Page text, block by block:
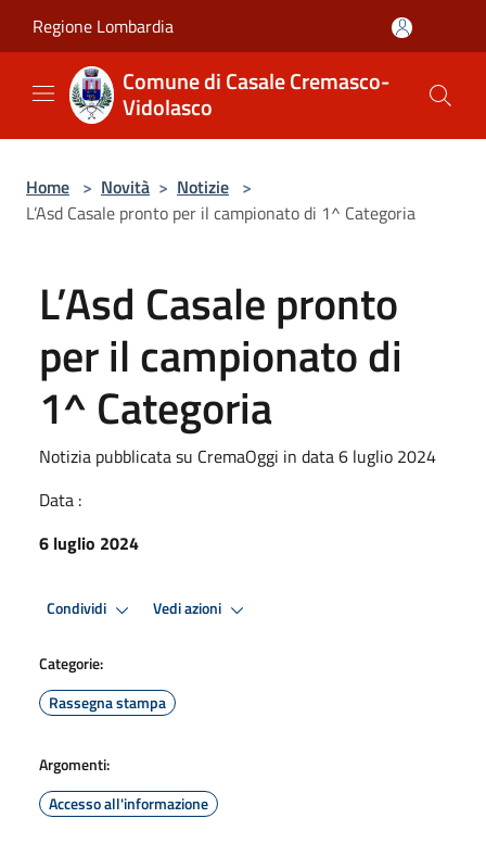
Regione Lombardia
Comune di Casale Cremasco-
Vidolasco
Home > Novità > Notizie >
L’Asd Casale pronto per il campionato di 1^ Categoria
L’Asd Casale pronto
per il campionato di
1^ Categoria
Notizia pubblicata su CremaOggi in data 6 luglio 2024
Data :
6 luglio 2024
Condividi Vedi azioni
Categorie:
Rassegna stampa
Argomenti:
Accesso all'informazione